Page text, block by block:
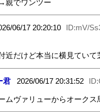
親でワンツー
06/17 20:20:10 ID:mV/
近だけど本当に横見てい
君2026/06/17 20:31:52
ムヴァリューからオーク